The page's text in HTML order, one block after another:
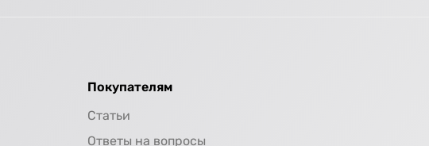
Покупателям
Статьи
Ответы на вопросы